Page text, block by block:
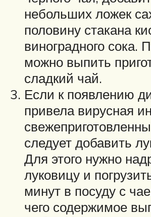
небольших ложек
половину стакана
виноградного сока.
можно выпить
сладкий чай.
Если к появлению
привела вирусная
следует добавить
Для этого нужно
луковицу и
минут в посуду с
чего содержимое